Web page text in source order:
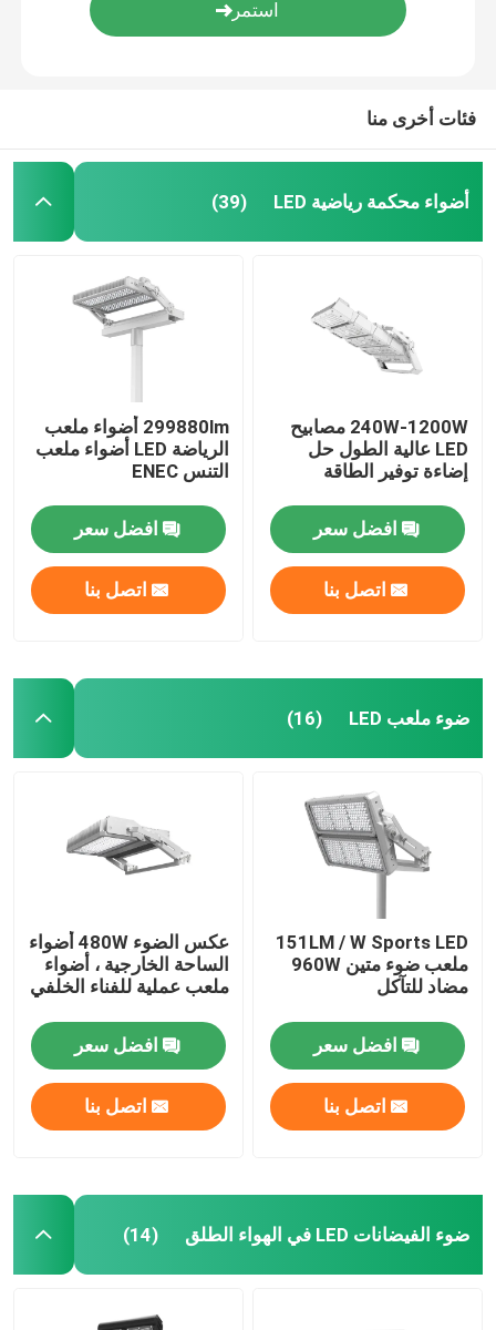
منتجات
فئات أخرى منا
أضواء محكمة رياضية LED (39)
240W-1200W مصابيح
LED عالية الطول حل
إضاءة توفير الطاقة
افضل سعر
اتصل بنا
299880lm أضواء ملعب
الرياضة LED أضواء ملعب
التنس ENEC
افضل سعر
اتصل بنا
ضوء ملعب LED (16)
151LM / W Sports LED
ملعب ضوء متين 960W
مضاد للتآكل
افضل سعر
اتصل بنا
عكس الضوء 480W أضواء
الساحة الخارجية ، أضواء
ملعب عملية للفناء الخلفي
افضل سعر
اتصل بنا
ضوء الفيضانات LED في الهواء الطلق (14)